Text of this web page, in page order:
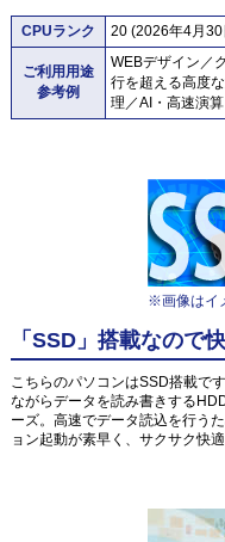
CPUランク 20 (2026年4月30
ご利用用途
参考例
WEBデザイン／
行を超える高度
理／AI・高速演
※画像はイ
「SSD」搭載なので
こちらのパソコンはSSD搭載で
ながらデータを読み書きする
ーズ。高速でデータ読込を行う
ョン起動が素早く、サクサク快